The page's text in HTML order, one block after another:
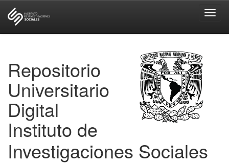
Repositorio
Universitario
Digital
Instituto de
Investigaciones Sociales